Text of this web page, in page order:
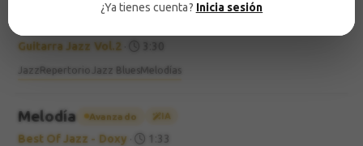
Guitarra Jazz Vol.2
JazzRepertorio Jazz BluesMelodías
Melodía Avanzado IA
Best Of Jazz - Doxy 1:33
¿Ya tienes cuenta? Inicia sesión